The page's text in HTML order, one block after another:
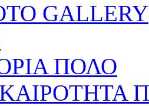
GALLERY
ΠΟΛΟ